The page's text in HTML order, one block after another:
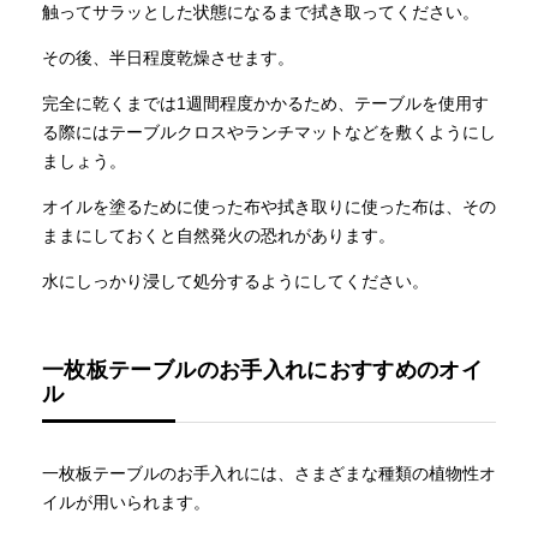
触ってサラッとした状態になるまで拭き取ってください。
その後、半日程度乾燥させます。
完全に乾くまでは1週間程度かかるため、テーブルを使用す
る際にはテーブルクロスやランチマットなどを敷くようにし
ましょう。
オイルを塗るために使った布や拭き取りに使った布は、その
ままにしておくと自然発火の恐れがあります。
水にしっかり浸して処分するようにしてください。
一枚板テーブルのお手入れにおすすめのオイ
ル
一枚板テーブルのお手入れには、さまざまな種類の植物性オ
イルが用いられます。